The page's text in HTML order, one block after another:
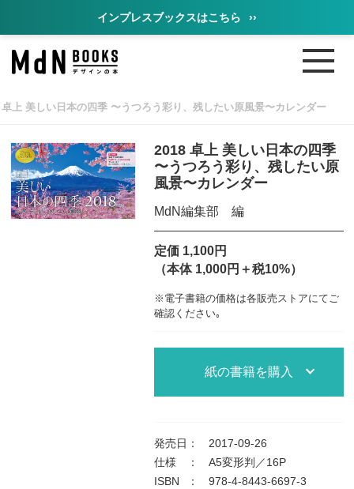
インプレスブックスはこちら ››
卓上 美しい日本の四季 〜うつろう彩り、残したい原風景〜カレンダー
2018 卓上 美しい日本の四季
〜うつろう彩り、残したい原
風景〜カレンダー
MdN編集部 編
定価 1,100円
（本体 1,000円＋税10%）
※電子書籍の価格は各販売ストアにてご
確認ください｡
紙の書籍を購入
発売日 ：
2017-09-26
仕様
：
A5変形判／16P
ISBN
： 978-4-8443-6697-3